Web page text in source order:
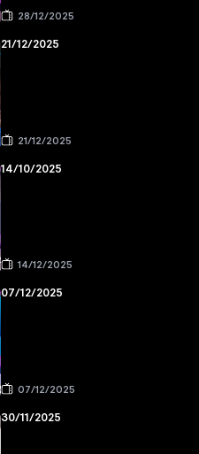
28/12/2025
21/12/2025
21/12/2025
14/10/2025
14/12/2025
07/12/2025
07/12/2025
30/11/2025